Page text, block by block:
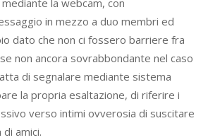
la webcam, con
in mezzo a duo membri ed
dato che non ci fossero barriere fra
non ancora sovrabbondante nel caso
di segnalare mediante sistema
la propria esaltazione, di riferire i
verso intimi ovverosia di suscitare
amici.